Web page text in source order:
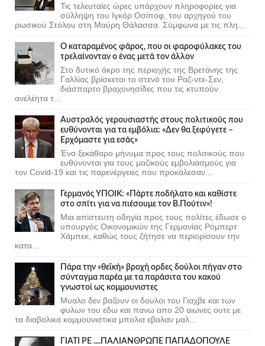
Τις τελευταίες ώρες υπάρχουν πληροφορίες για
σύλληψη του Ιγκόρ Οσίποφ, του αρχηγού του
ρωσικού Στόλου στη Μαύρη Θάλασσα. Σύμφωνα με τις πλη...
Ο καταραμένος φάρος, που οι φαροφύλακες του
τρελαίνονταν ο ένας μετά τον άλλον
Στο δυτικό άκρο της περιοχής της Βρετάνης της
Γαλλίας βρίσκεται το στενό του Ραζ-ντε-Σεν,
διάσπαρτο βραχονησίδες που τις κτυπούν
ανελέητα τ...
Αυστραλός γερουσιαστής στους πολιτικούς που
ευθύνονται για τα εμβόλια: «Δεν θα ξεφύγετε –
Ερχόμαστε για εσάς»
Ένα ξεκάθαρο μήνυμα προς τους πολιτικούς που
ευθύνονται για τους μαζικούς εμβολιασμούς για
τον Covid-19 και τις παρενέργειες που προκάλεσαν...
Γερμανός ΥΠΟΙΚ: «Πάρτε ποδήλατο και καθίστε
στο σπίτι για να πιέσουμε τον Β.Πούτιν»!
Μια απίστευτη οδηγία προς τους πολίτες έδωσε ο
υπουργός Οικονομικών της Γερμανίας Ρόμπερτ
Χάμπεκ, καθώς τους ζήτησε να περιορίσουν την
κατα...
Πάρα την «θεϊκή» βροχή ορδες δούλοι πήγαν στο
σύνταγμα παρέα με τα παράσιτα του κακού
γνωστοί ως κομμουνιστες
Μυαλο δεν βαζουν οι δουλοι του Γιαχβε και των
φυλων του εδω και πανω απο 20 αιωνες ουτε με
τα διαβολικα κομμουνιστικα μπολια εβαλαν μαλ...
ΓΙΑΤΙ ΡΕ ....ΠΑΛΙΑΝΘΡΩΠΕ ΠΑΠΑΔΟΠΟΥΛΕ